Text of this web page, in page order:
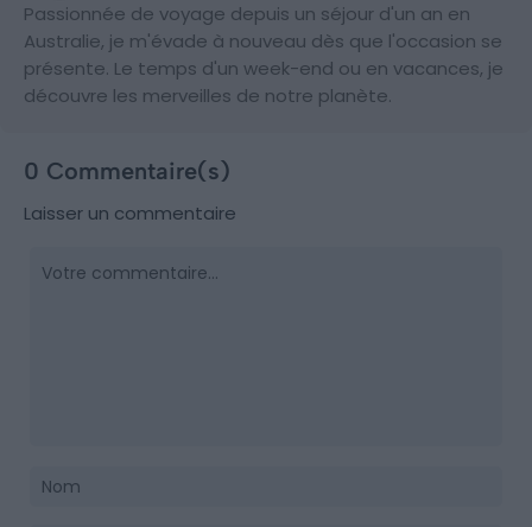
Passionnée de voyage depuis un séjour d'un an en
Australie, je m'évade à nouveau dès que l'occasion se
présente. Le temps d'un week-end ou en vacances, je
découvre les merveilles de notre planète.
0 Commentaire(s)
Laisser un commentaire